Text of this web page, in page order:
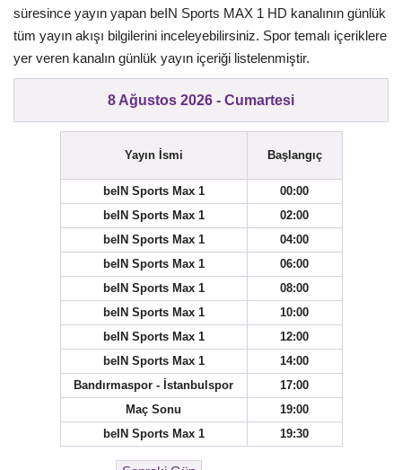
süresince yayın yapan beIN Sports MAX 1 HD kanalının günlük
tüm yayın akışı bilgilerini inceleyebilirsiniz. Spor temalı içeriklere
yer veren kanalın günlük yayın içeriği listelenmiştir.
8 Ağustos 2026 - Cumartesi
Yayın İsmi Başlangıç
beIN Sports Max 1
00:00
beIN Sports Max 1
02:00
beIN Sports Max 1
04:00
beIN Sports Max 1
06:00
beIN Sports Max 1
08:00
beIN Sports Max 1
10:00
beIN Sports Max 1
12:00
beIN Sports Max 1
14:00
Bandırmaspor - İstanbulspor
17:00
Maç Sonu
19:00
beIN Sports Max 1
19:30